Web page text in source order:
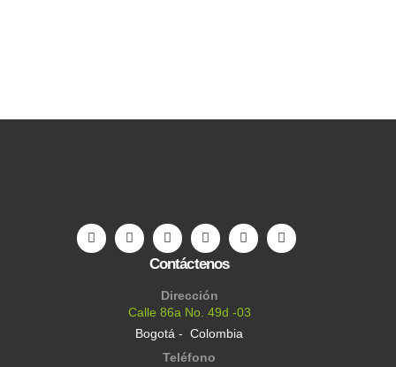
Contáctenos
Dirección
Calle 86a No. 49d -03
Bogotá - Colombia
Teléfono